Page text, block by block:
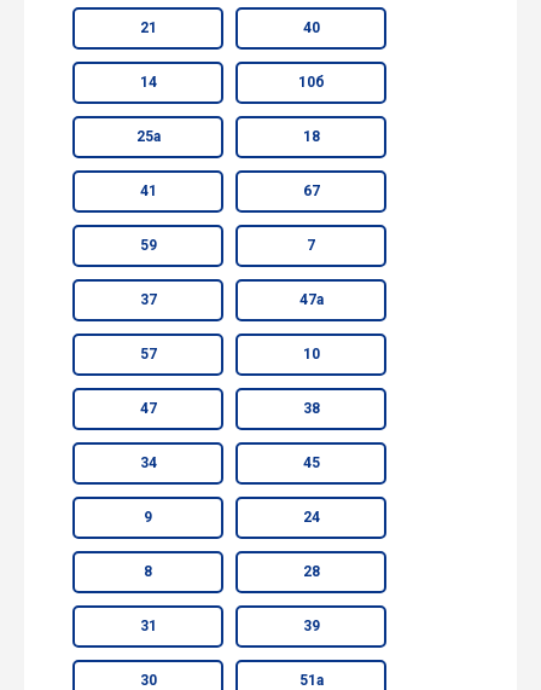
21 40
14 10б
25а 18
41 67
59 7
37 47а
57 10
47 38
34 45
9 24
8 28
31 39
30 51а